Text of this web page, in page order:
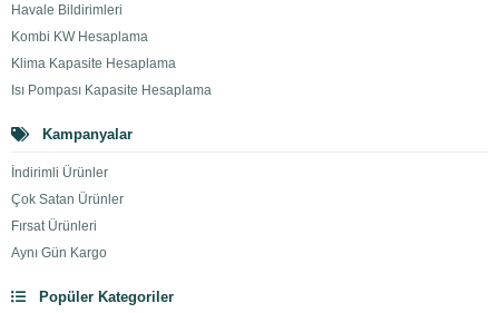
Havale Bildirimleri
Kombi KW Hesaplama
Klima Kapasite Hesaplama
Isı Pompası Kapasite Hesaplama
Kampanyalar
İndirimli Ürünler
Çok Satan Ürünler
Fırsat Ürünleri
Aynı Gün Kargo
Popüler Kategoriler